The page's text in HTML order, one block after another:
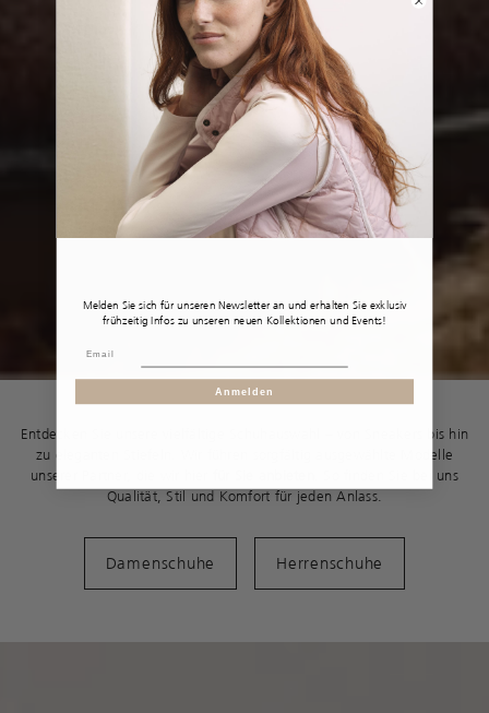
Entdecken Sie unsere vielfältige Schuhauswahl – von Sneakers bis hin
zu eleganten Stiefeln. Wir führen sorgfältig ausgewählte Modelle
unserer Partner, die wir hier
. So finden Sie bei uns
Qualität, Stil und Komfort für jeden Anlass.
Damenschuhe Herrenschuhe
Melden Sie sich für unseren Newsletter an und erhalten Sie exklusiv
frühzeitig Infos zu unseren neuen Kollektionen und Events!
Anmelden